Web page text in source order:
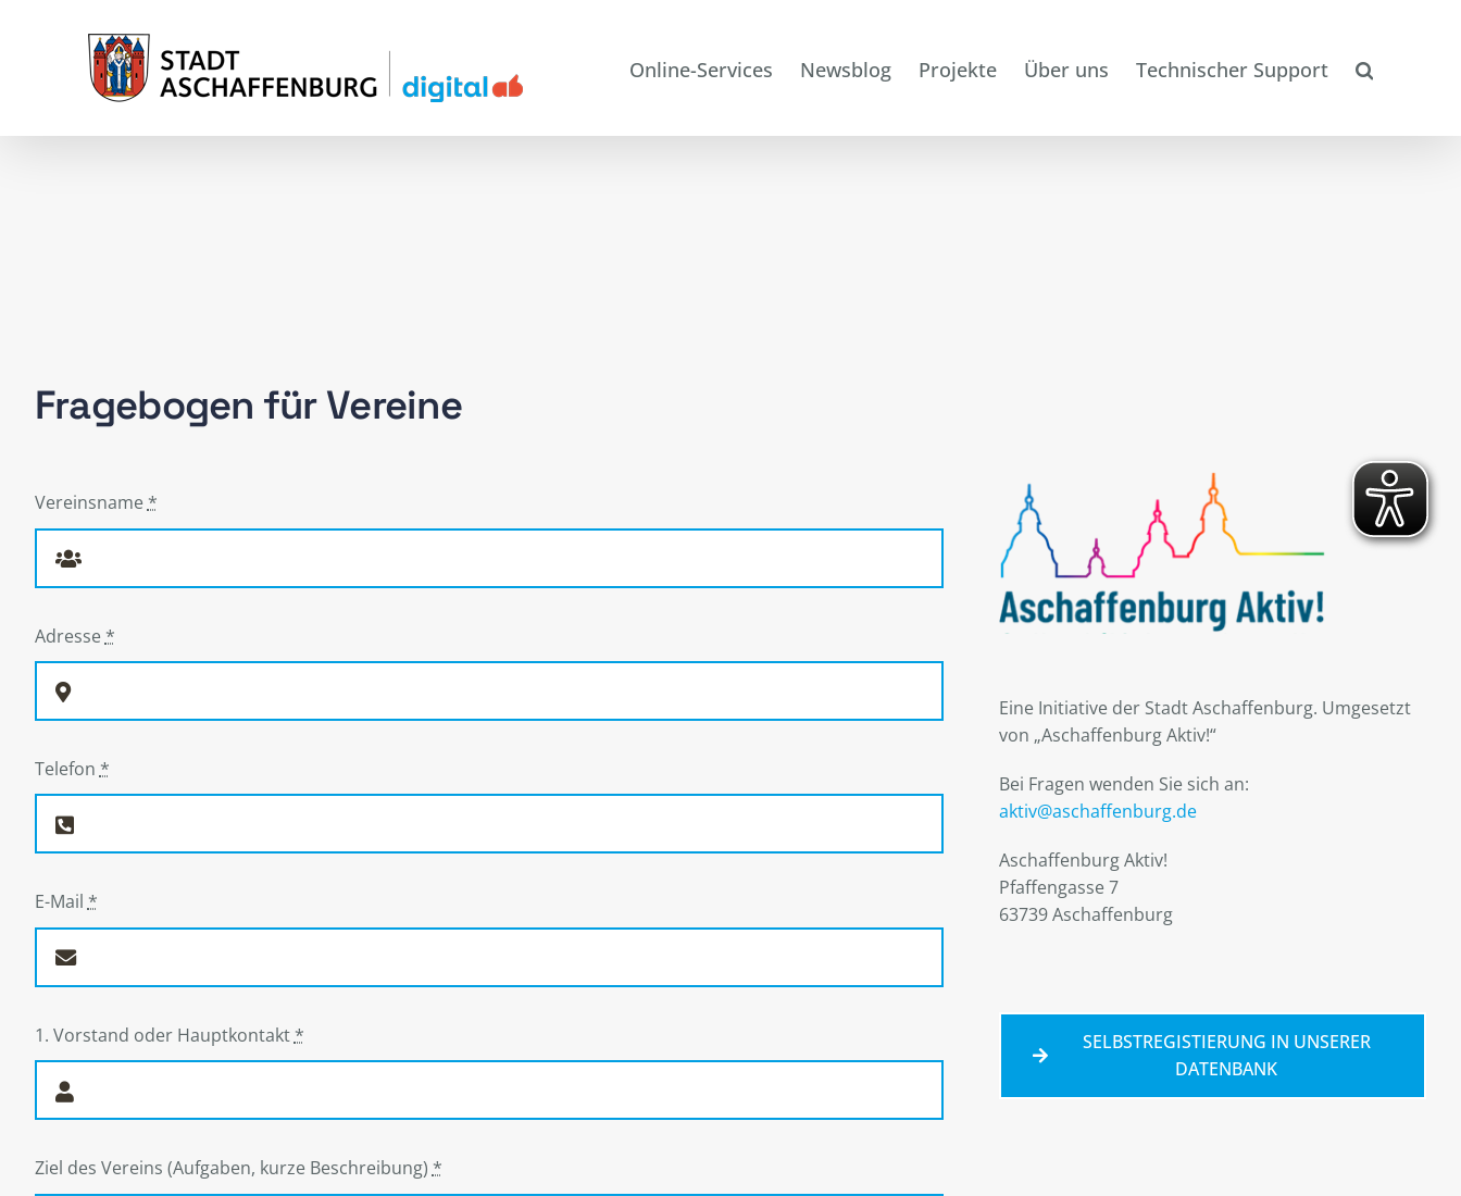
Online-Services Newsblog Projekte Über uns Technischer Support
Fragebogen für Vereine
Vereinsname *
Adresse *
Telefon *
E-Mail*
1. Vorstand oder Hauptkontakt *
Ziel des Vereins (Aufgaben, kurze Beschreibung) *
Eine Initiative der Stadt Aschaffenburg. Umgesetzt
von „Aschaffenburg Aktiv!“
Bei Fragen wenden Sie sich an:
aktiv@aschaffenburg.de
Aschaffenburg Aktiv!
Pfaffengasse 7
63739 Aschaffenburg
SELBSTREGISTIERUNG IN UNSERER
DATENBANK